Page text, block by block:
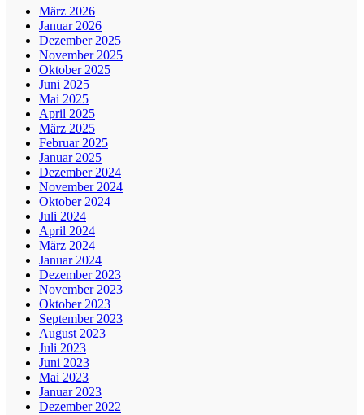
März 2026
Januar 2026
Dezember 2025
November 2025
Oktober 2025
Juni 2025
Mai 2025
April 2025
März 2025
Februar 2025
Januar 2025
Dezember 2024
November 2024
Oktober 2024
Juli 2024
April 2024
März 2024
Januar 2024
Dezember 2023
November 2023
Oktober 2023
September 2023
August 2023
Juli 2023
Juni 2023
Mai 2023
Januar 2023
Dezember 2022